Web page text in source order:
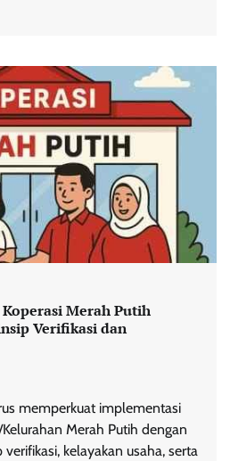
Merah Putih
Verifikasi dan
memperkuat implementasi
Merah Putih dengan
kelayakan usaha, serta